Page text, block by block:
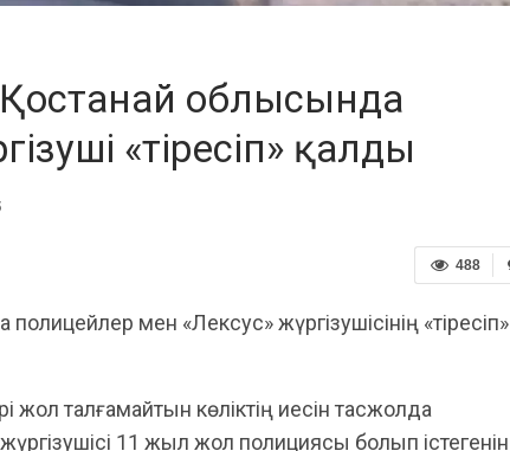
Қостанай облысында
«тіресіп» қалды
488
мен «Лексус» жүргізушісінің «тіресіп»
жол талғамайтын көліктің иесін тасжолда
11 жыл жол полициясы болып істегенін